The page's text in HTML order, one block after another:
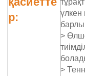
р:
үлкен
>
>